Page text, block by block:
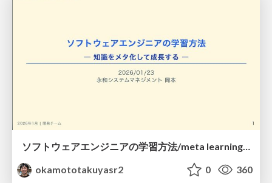
ソフトウェアエンジニアの学習方法/meta learning for engineers
okamototakuyasr2
0 360